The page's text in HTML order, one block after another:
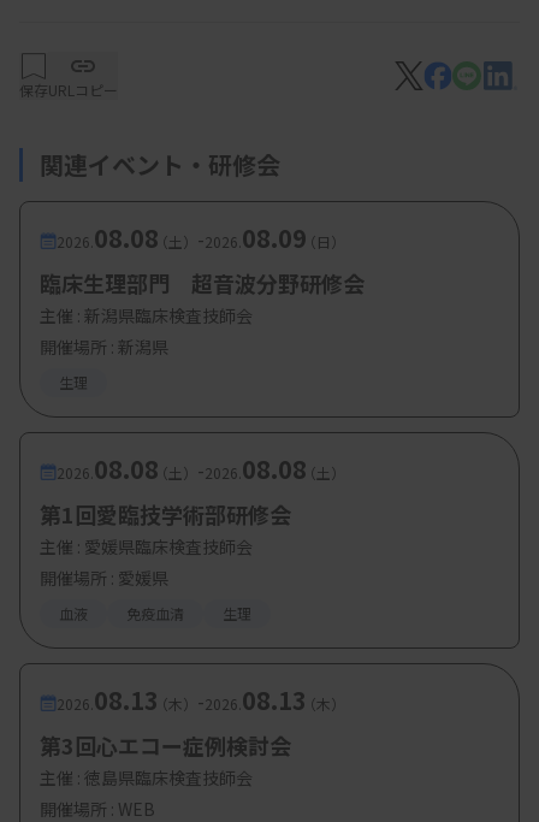
脳神経内科）
【参加費・定員など】
・参加費：会員 無料（京臨技・日臨技）、非会員
3000円
・定 員：現地参加 約60名（先着）、Web参加 約
80名（先着）
保存URLコピー
関連イベント・研修会
2026. 08.08（土） -2026. 08.09（日）
臨床生理部門 超音波分野研修会
主催 : 新潟県臨床検査技師会
開催場所 : 新潟県
生理
2026. 08.08（土） -2026. 08.08（土）
第1回愛臨技学術部研修会
主催 : 愛媛県臨床検査技師会
開催場所 : 愛媛県
血液 免疫血清 生理
2026. 08.13（木） -2026. 08.13（木）
第3回心エコー症例検討会
主催 : 徳島県臨床検査技師会
開催場所 : WEB